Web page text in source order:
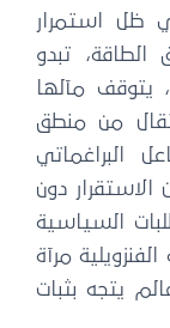
ظل استمرار
الطاقة، تبدو
يتوقف مآلها
من منطق
البراغماتي
الاستقرار دون
السياسية
مرآة
يتجه بثبات